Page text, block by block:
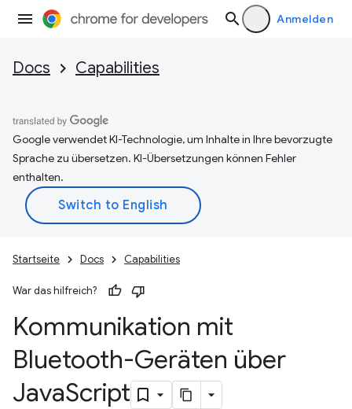
Anmelden
Docs Capabilities
Google verwendet KI-Technologie, um Inhalte in Ihre bevorzugte
Sprache zu übersetzen. KI-Übersetzungen können Fehler
enthalten.
Startseite Docs Capabilities
War das hilfreich?
Kommunikation mit
Bluetooth-Geräten über
JavaScript